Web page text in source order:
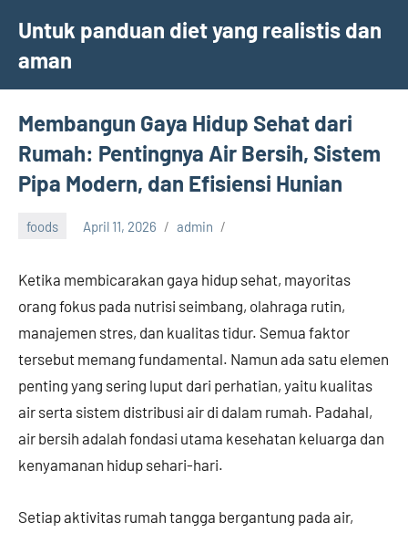
content
Untuk panduan diet yang realistis dan
aman
Membangun Gaya Hidup Sehat dari
Rumah: Pentingnya Air Bersih, Sistem
Pipa Modern, dan Efisiensi Hunian
foods April 11, 2026 admin
Ketika membicarakan gaya hidup sehat, mayoritas
orang fokus pada nutrisi seimbang, olahraga rutin,
manajemen stres, dan kualitas tidur. Semua faktor
tersebut memang fundamental. Namun ada satu elemen
penting yang sering luput dari perhatian, yaitu kualitas
air serta sistem distribusi air di dalam rumah. Padahal,
air bersih adalah fondasi utama kesehatan keluarga dan
kenyamanan hidup sehari-hari.
Setiap aktivitas rumah tangga bergantung pada air,